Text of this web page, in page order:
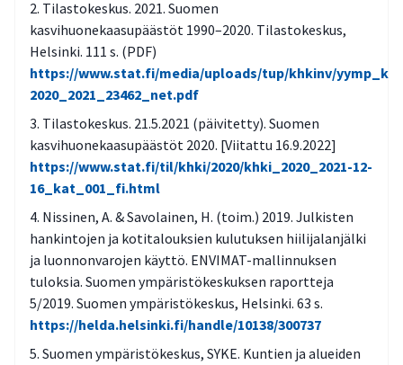
Tilastokeskus. 2021. Suomen
kasvihuonekaasupäästöt 1990–2020. Tilastokeskus,
Helsinki. 111 s. (PDF)
https://www.stat.fi/media/uploads/tup/khkinv/
2020_2021_23462_net.pdf
Tilastokeskus. 21.5.2021 (päivitetty). Suomen
kasvihuonekaasupäästöt 2020. [Viitattu 16.9.2022]
https://www.stat.fi/til/khki/2020/khki_2020_2021-12-
16_kat_001_fi.html
Nissinen, A. & Savolainen, H. (toim.) 2019. Julkisten
hankintojen ja kotitalouksien kulutuksen hiilijalanjälki
ja luonnonvarojen käyttö. ENVIMAT-mallinnuksen
tuloksia. Suomen ympäristökeskuksen raportteja
5/2019. Suomen ympäristökeskus, Helsinki. 63 s.
https://helda.helsinki.fi/handle/10138/300737
Suomen ympäristökeskus, SYKE. Kuntien ja alueiden